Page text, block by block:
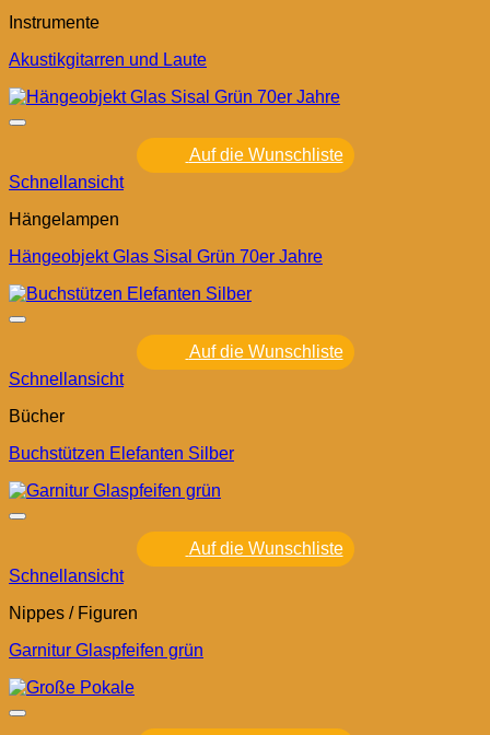
Instrumente
Akustikgitarren und Laute
Auf die Wunschliste
Schnellansicht
Hängelampen
Hängeobjekt Glas Sisal Grün 70er Jahre
Auf die Wunschliste
Schnellansicht
Bücher
Buchstützen Elefanten Silber
Auf die Wunschliste
Schnellansicht
Nippes / Figuren
Garnitur Glaspfeifen grün